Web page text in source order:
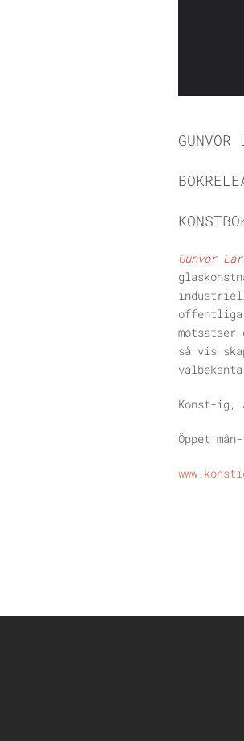
GUNVOR
Gunvor
så vis
Konst-ig,
Öppet